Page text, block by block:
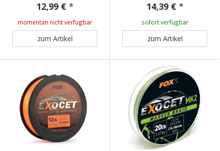
12,99 € *
momentan nicht verfügbar
zum Artikel
14,39 € *
sofort verfügbar
zum Artikel